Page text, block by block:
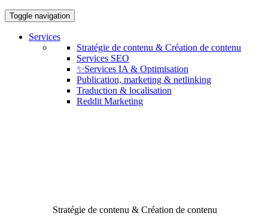
Toggle navigation
Services
Stratégie de contenu & Création de contenu
Services SEO
✨Services IA & Optimisation
Publication, marketing & netlinking
Traduction & localisation
Reddit Marketing
Stratégie de contenu & Création de contenu